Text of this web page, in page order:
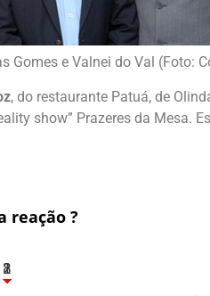
Gomes e Valnei do Val (Foto:
, do restaurante Patuá, de
show” Prazeres da Mesa.
reação ?
1
2
8